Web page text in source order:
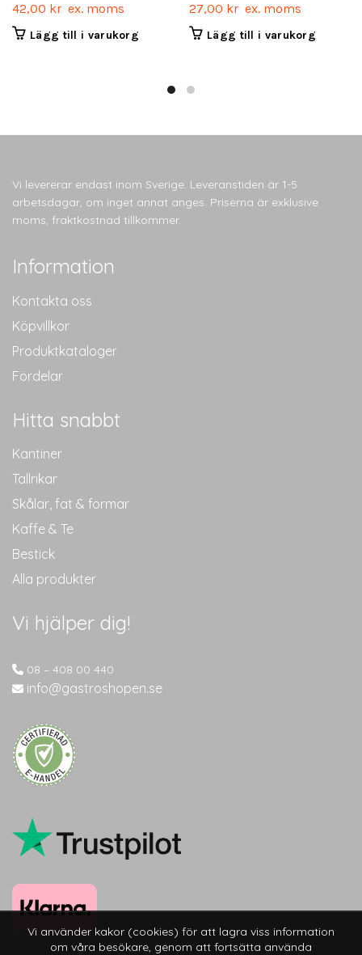
42,00 kr ex. moms
Lägg till i varukorg
27,00 kr ex. moms
Lägg till i varukorg
Vi levererar endast inom Sverige. Leveranstiden är 1-5
arbetsdagar, om inget annat anges. Priserna är exklusive
moms, fraktkostnad tillkommer.
Information
Kontakta oss
Köpvillkor
Produktkataloger
Fördelar
Hitta snabbt
Kantiner
Tallrikar
Skålar, fat & formar
Kaffe & Te
Bestick
Alla produkter
Vi hjälper dig!
08 – 408 00 440
info@gastroshopen.se
Vi använder kakor (cookies) för att lagra viss information
om våra besökare, genom att fortsätta använda